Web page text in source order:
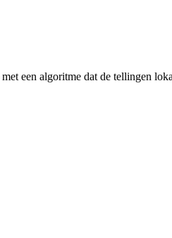
een algoritme dat de tellingen